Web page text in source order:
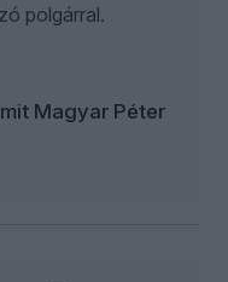
polgárral.
Magyar Péter